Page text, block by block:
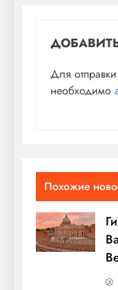
Для
необходимо
Похожие